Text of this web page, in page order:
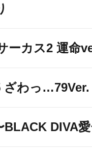
ーカス2 運命
ざわっ…79Ver.
BLACK DIVA